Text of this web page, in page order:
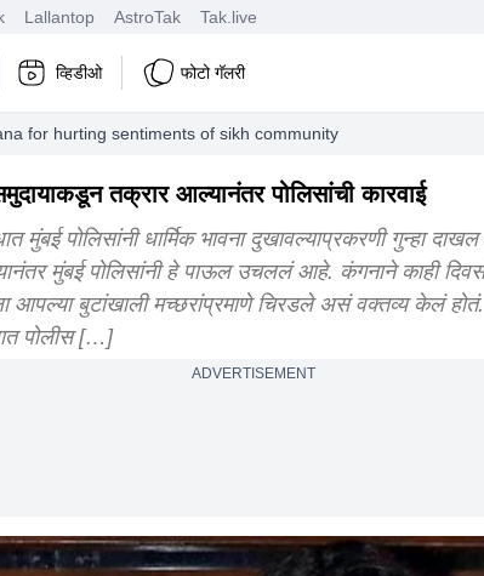
Lallantop AstroTak Tak.live
व्हिडीओ फोटो गॅलरी
for hurting sentiments of sikh community
तक्रार आल्यानंतर पोलिसांची कारवाई
मुंबई पोलिसांनी धार्मिक भावना दुखावल्याप्रकरणी गुन्हा
मुंबई पोलिसांनी हे पाऊल उचललं आहे. कंगनाने काही
आपल्या बुटांखाली मच्छरांप्रमाणे चिरडले असं वक्तव्य केलं
पोलीस […]
ADVERTISEMENT